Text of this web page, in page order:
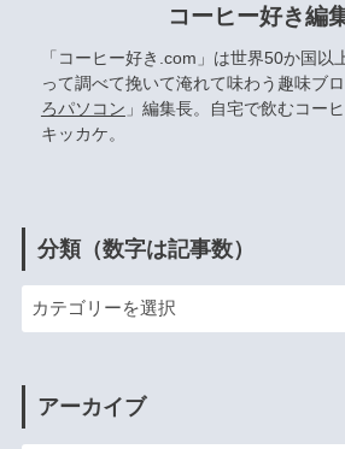
コーヒー好き編
「コーヒー好き.com」は世界50か国以
って調べて挽いて淹れて味わう趣味ブ
ろパソコン 」編集長。自宅で飲むコー
キッカケ。
分類（数字は記事数）
アーカイブ